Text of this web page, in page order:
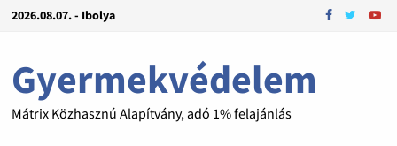
2026.08.07. - Ibolya
Gyermekvédelem
Mátrix Közhasznú Alapítvány, adó 1% felajánlás